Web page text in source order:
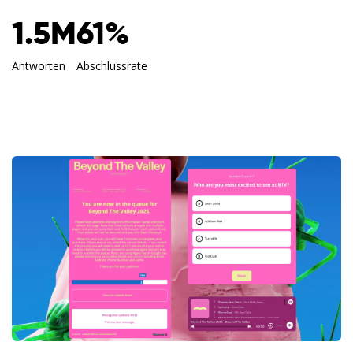
English
Español
1.5M
Antworten
61%
Abschlussrate